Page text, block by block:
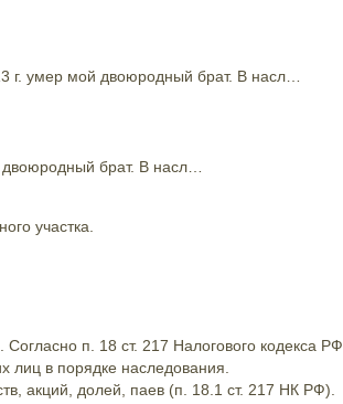
г. умер мой двоюродный брат. В насл…
брат. В насл…
участка.
п. 18 ст. 217 Налогового кодекса РФ
в порядке наследования.
акций, долей, паев (п. 18.1 ст. 217 НК РФ).